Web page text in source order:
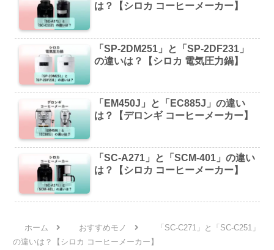
は？【シロカ コーヒーメーカー】
「SP-2DM251」と「SP-2DF231」
の違いは？【シロカ 電気圧力鍋】
「EM450J」と「EC885J」の違い
は？【デロンギ コーヒーメーカー】
「SC-A271」と「SCM-401」の違い
は？【シロカ コーヒーメーカー】
ホーム おすすめモノ
「SC-C271」と「SC-C251」
の違いは？【シロカ コーヒーメーカー】